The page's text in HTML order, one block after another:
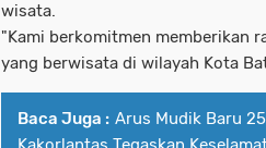
wisata.
"Kami berkomitmen memberikan
yang berwisata di wilayah Kota
Baca Juga : Arus Mudik Baru